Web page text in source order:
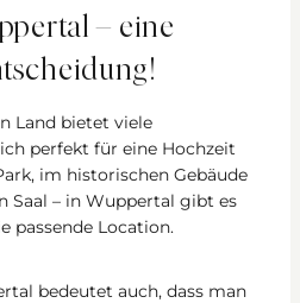
– eine
Land bietet viele
perfekt für eine Hochzeit
im historischen Gebäude
Saal – in Wuppertal gibt es
passende Location.
bedeutet auch, dass man